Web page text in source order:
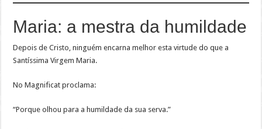
Maria: a mestra da humildade
Depois de Cristo, ninguém encarna melhor esta virtude do que a
Santíssima Virgem Maria.
No Magnificat proclama:
“Porque olhou para a humildade da sua serva.”